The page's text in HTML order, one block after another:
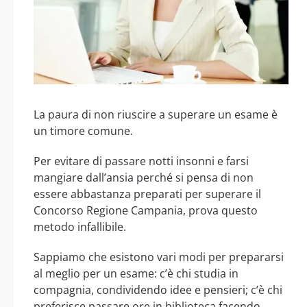
La paura di non riuscire a superare un esame è
un timore comune.
Per evitare di passare notti insonni e farsi
mangiare dall’ansia perché si pensa di non
essere abbastanza preparati per superare il
Concorso Regione Campania, prova questo
metodo infallibile.
Sappiamo che esistono vari modi per prepararsi
al meglio per un esame: c’è chi studia in
compagnia, condividendo idee e pensieri; c’è chi